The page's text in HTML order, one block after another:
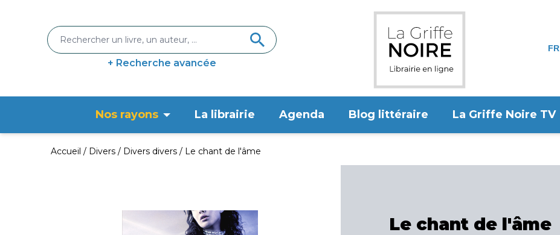
+ Recherche avancée
FR
Nos rayons La librairie Agenda Blog littéraire La Griffe Noire TV
Accueil Divers Divers divers Le chant de l'âme
Le chant de l'âme